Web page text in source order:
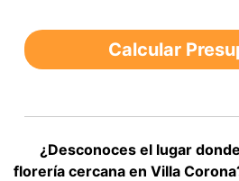
Calcular
¿Desconoces el lugar
florería cercana en Villa